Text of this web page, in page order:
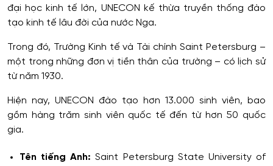
đại học kinh tế lớn, UNECON kế thừa truyền thống đào
tạo kinh tế lâu đời của nước Nga.
Trong đó, Trường Kinh tế và Tài chính Saint Petersburg –
một trong những đơn vị tiền thân của trường – có lịch sử
từ năm 1930.
Hiện nay, UNECON đào tạo hơn 13.000 sinh viên, bao
gồm hàng trăm sinh viên quốc tế đến từ hơn 50 quốc
gia.
Tên tiếng Anh: Saint Petersburg State University of